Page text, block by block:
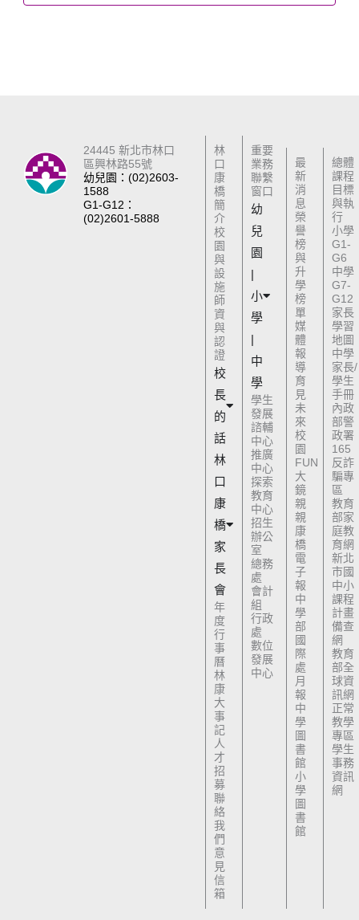
24445 新北市林口
區興林路55號
幼兒園：(02)2603-
1588
G1-G12：
(02)2601-5888
林
口
康
橋
簡
介
校
園
與
設
施
師
資
與
認
證
校
長
的
話
林
口
康
橋
家
長
會
年
度
行
事
曆
林
康
大
事
記
人
才
招
募
聯
絡
我
們
意
見
信
箱
重要
業務
聯繫
窗口
幼
兒
園
|
小
學
|
中
學
學生
發展
諮輔
中心
推廣
中心
探索
教育
中心
招生
辦公
室
總務
處
會計
組
行政
處
數位
發展
中心
最
新
消
息
榮
譽
榜
與
升
學
榜
單
媒
體
報
導
育
見
未
來
校
園
FUN
大
鏡
親
親
康
橋
電
子
報
中
學
部
國
際
處
月
報
中
學
圖
書
館
小
學
圖
書
館
總體
課程
目標
與執
行
小學
G1-
G6
中學
G7-
G12
家長
學習
地圖
中學
家長/
學生
手冊
內政
部警
政署
165
反詐
騙專
區
教育
部家
庭教
育網
新北
市國
中小
課程
計畫
備查
網
教育
部全
球資
訊網
正常
教學
專區
學生
事務
資訊
網